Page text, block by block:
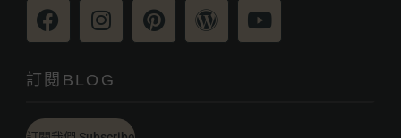
訂閱BLOG